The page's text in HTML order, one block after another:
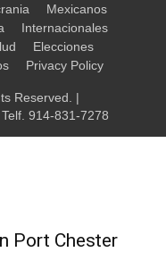
Mexicanos
Internacionales
Elecciones
Privacy Policy
Reserved. |
914-831-7278
Port Chester